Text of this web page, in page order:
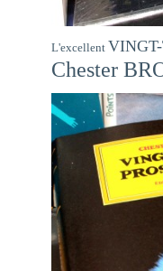
L'excellent
Chester